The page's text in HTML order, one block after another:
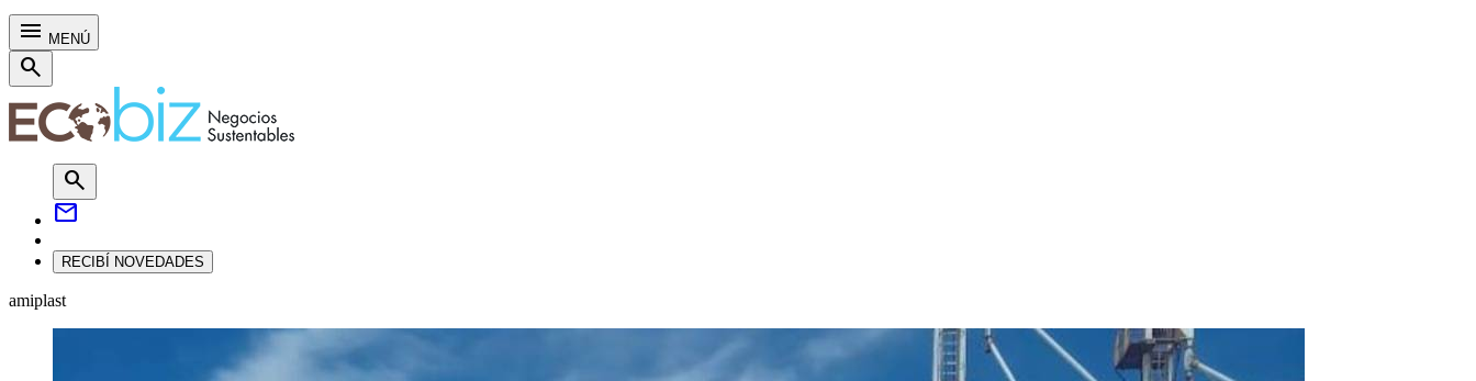
menu MENÚ
search
search
mail
RECIBÍ NOVEDADES
amiplast